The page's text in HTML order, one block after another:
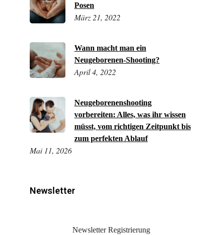
Posen
März 21, 2022
Wann macht man ein
Neugeborenen-Shooting?
April 4, 2022
Neugeborenenshooting
vorbereiten: Alles, was ihr wissen
müsst, vom richtigen Zeitpunkt bis
zum perfekten Ablauf
Mai 11, 2026
Newsletter
Newsletter Registrierung